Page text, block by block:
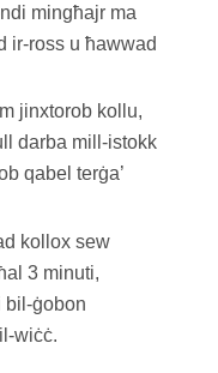
mingħajr ma
ir-ross u ħawwad
jinxtorob kollu,
darba mill-istokk
qabel terġa’
kollox sew
3 minuti,
bil-ġobon
wiċċ.